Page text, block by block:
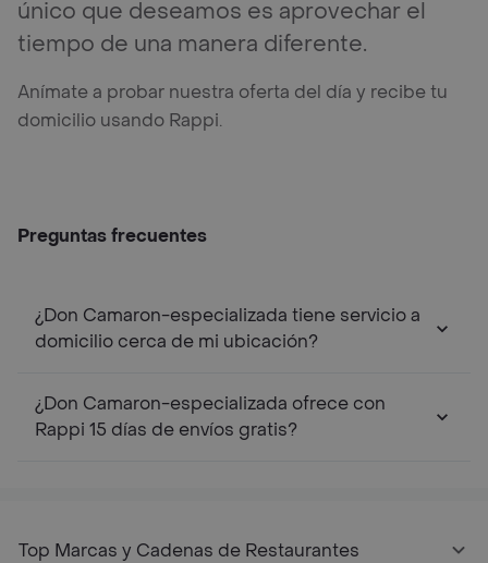
único que deseamos es aprovechar el
tiempo de una manera diferente.
Anímate a probar nuestra oferta del día y recibe tu
domicilio usando Rappi.
Preguntas frecuentes
¿Don Camaron-especializada tiene servicio a
domicilio cerca de mi ubicación?
¿Don Camaron-especializada ofrece con
Rappi 15 días de envíos gratis?
Top Marcas y Cadenas de Restaurantes